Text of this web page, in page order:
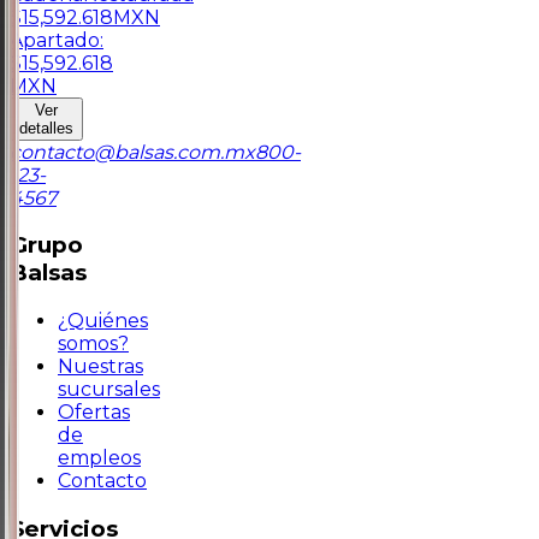
$15,592.618MXN
Apartado:
$15,592.618
MXN
Ver
detalles
contacto@balsas.com.mx800-
123-
4567
Grupo
Balsas
¿Quiénes
somos?
Nuestras
sucursales
Ofertas
de
empleos
Contacto
Servicios